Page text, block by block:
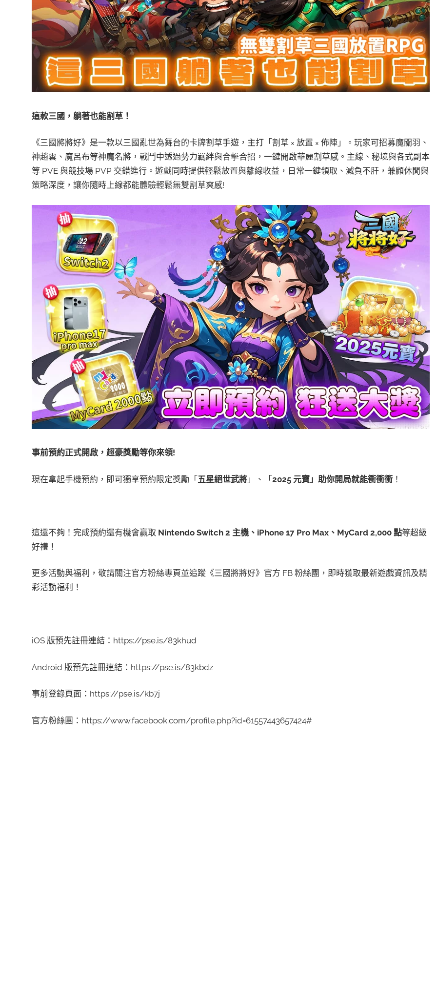
這款三國，躺著也能割草！
《三國將將好》是一款以三國亂世為舞台的卡牌割草手遊，主打「割草 × 放置 × 佈陣」。玩家可招募魔關羽、
神趙雲、魔呂布等神魔名將，戰鬥中透過勢力羈絆與合擊合招，一鍵開啟華麗割草感。主線、秘境與各式副本
等 PVE 與競技場 PVP 交錯進行。遊戲同時提供輕鬆放置與離線收益，日常一鍵領取、減負不肝，兼顧休閒與
策略深度，讓你隨時上線都能體驗輕鬆無雙割草爽感!
事前預約正式開啟，超豪獎勵等你來領!
現在拿起手機預約，即可獨享預約限定獎勵「五星絕世武將」、「2025 元寶」助你開局就能衝衝衝！
這還不夠！完成預約還有機會贏取 Nintendo Switch 2 主機、iPhone 17 Pro Max、MyCard 2,000 點等超級
好禮！
更多活動與福利，敬請關注官方粉絲專頁並追蹤《三國將將好》官方 FB 粉絲團，即時獲取最新遊戲資訊及精
彩活動福利！
iOS 版預先註冊連結：https://pse.is/83khud
Android 版預先註冊連結：https://pse.is/83kbdz
事前登錄頁面：https://pse.is/kb7j
官方粉絲團：https://www.facebook.com/profile.php?id=61557443657424#